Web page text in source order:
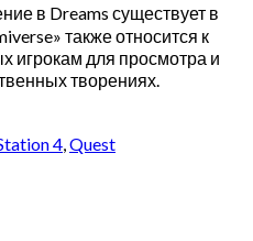
в Dreams существует в
также относится к
игрокам для просмотра и
творениях.
4 Quest